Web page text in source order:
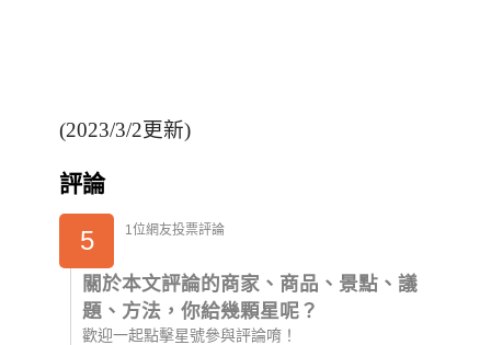
(2023/3/2更新)
評論
5 1位網友投票評論
關於本文評論的商家、商品、景點、議
題、方法，你給幾顆星呢？
歡迎一起點擊星號參與評論唷！